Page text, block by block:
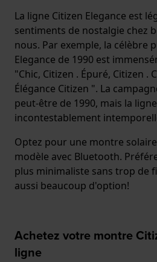
La ligne Citizen Elegance est
sentiments de nostalgie chez
nous. Par exemple, la célèbre
Elegance de 1990 est
"Chic, Citizen . Épuré, Citizen .
Élégance Citizen ". La
peut-être de 1990, mais la
incontestablement
Optez pour une montre
modèle avec Bluetooth.
plus minimaliste sans trop de
aussi beaucoup d'option!
Achetez votre montre
ligne